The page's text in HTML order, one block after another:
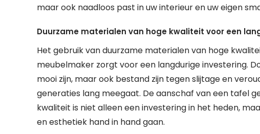
maar ook naadloos past in uw interieur en uw eigen
Duurzame materialen van hoge kwaliteit voor een
Het gebruik van duurzame materialen van hoge
meubelmaker zorgt voor een langdurige investering.
mooi zijn, maar ook bestand zijn tegen slijtage en
generaties lang meegaat. De aanschaf van een tafel
kwaliteit is niet alleen een investering in het heden,
en esthetiek hand in hand gaan.